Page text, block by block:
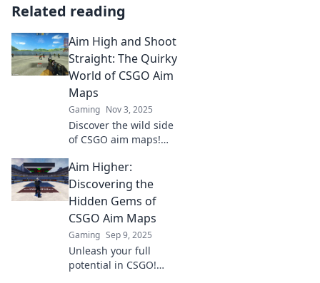
Related reading
Aim High and Shoot
Straight: The Quirky
World of CSGO Aim
Maps
Gaming Nov 3, 2025
Discover the wild side
of CSGO aim maps!
quirky challenges that
will elevate your
shooting skills to new
Aim Higher:
Discovering the
Hidden Gems of
CSGO Aim Maps
Gaming Sep 9, 2025
Unleash your full
potential in CSGO!